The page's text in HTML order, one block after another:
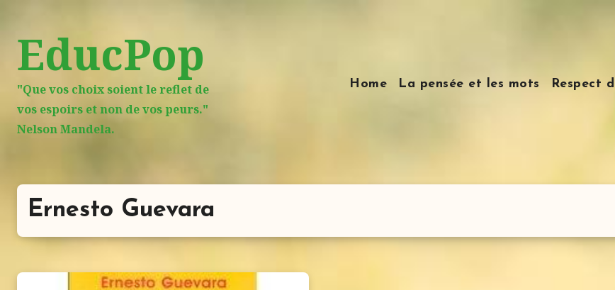
contenu
principal
EducPop
"Que vos choix soient le reflet de
vos espoirs et non de vos peurs."
Nelson Mandela.
Home La pensée et les mots Respect
Ernesto Guevara